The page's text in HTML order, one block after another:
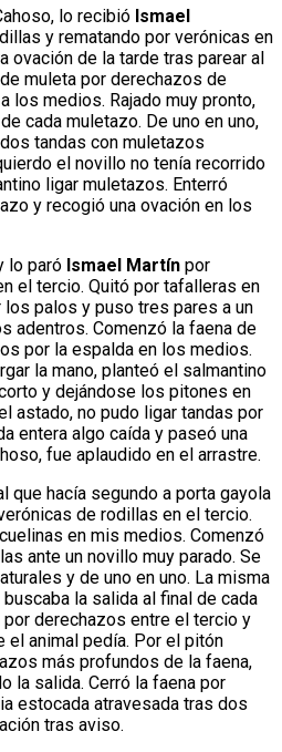
lo recibió Ismael
y rematando por verónicas en
ovación de la tarde tras parear al
muleta por derechazos de
los medios. Rajado muy pronto,
cada muletazo. De uno en uno,
tandas con muletazos
el novillo no tenía recorrido
ligar muletazos. Enterró
y recogió una ovación en los
lo paró Ismael Martín por
el tercio. Quitó por tafalleras en
palos y puso tres pares a un
adentros. Comenzó la faena de
por la espalda en los medios.
la mano, planteó el salmantino
y dejándose los pitones en
astado, no pudo ligar tandas por
entera algo caída y paseó una
fue aplaudido en el arrastre.
que hacía segundo a porta gayola
de rodillas en el tercio.
en mis medios. Comenzó
ante un novillo muy parado. Se
y de uno en uno. La misma
la salida al final de cada
derechazos entre el tercio y
el animal pedía. Por el pitón
más profundos de la faena,
la salida. Cerró la faena por
estocada atravesada tras dos
tras aviso.